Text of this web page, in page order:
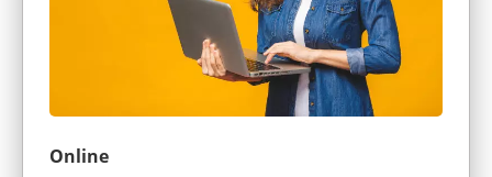
Online